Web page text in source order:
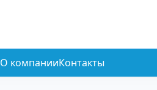
О компанииКонтакты